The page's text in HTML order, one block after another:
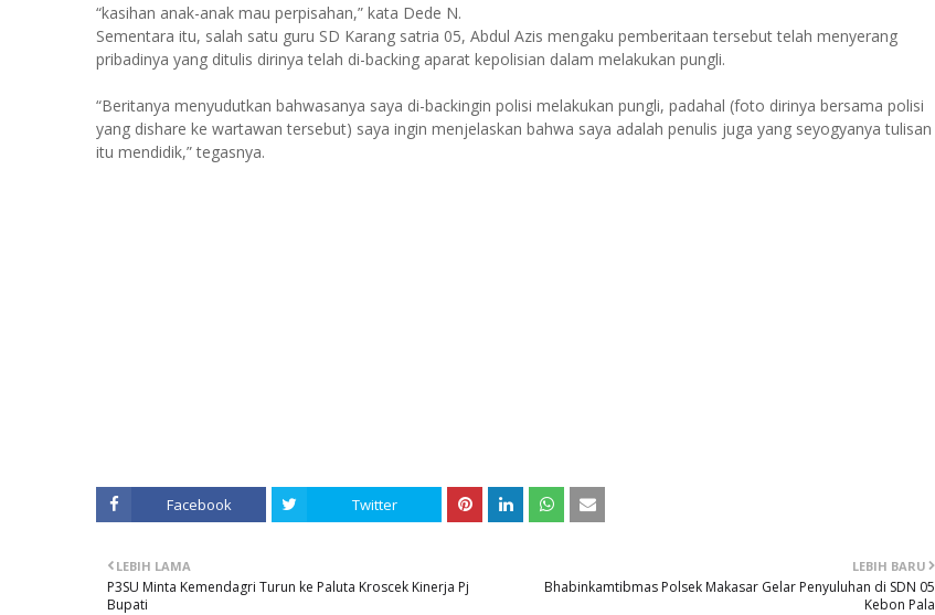
“kasihan anak-anak mau perpisahan,” kata Dede N.
Sementara itu, salah satu guru SD Karang satria 05, Abdul Azis mengaku pemberitaan tersebut telah menyerang
pribadinya yang ditulis dirinya telah di-backing aparat kepolisian dalam melakukan pungli.
“Beritanya menyudutkan bahwasanya saya di-backingin polisi melakukan pungli, padahal (foto dirinya bersama polisi
yang dishare ke wartawan tersebut) saya ingin menjelaskan bahwa saya adalah penulis juga yang seyogyanya tulisan
itu mendidik,” tegasnya.
Facebook Twitter
LEBIH BARU
Bhabinkamtibmas Polsek Makasar Gelar Penyuluhan di SDN 05
Kebon Pala
LEBIH LAMA
P3SU Minta Kemendagri Turun ke Paluta Kroscek Kinerja Pj
Bupati